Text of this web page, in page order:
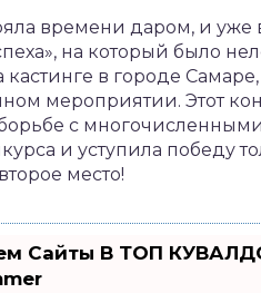
времени даром, и уже
на который было
кастинге в городе
мероприятии. Этот
с
и уступила победу
место!
Сайты В ТОП